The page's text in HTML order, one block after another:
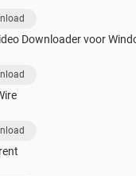
Downloader voor